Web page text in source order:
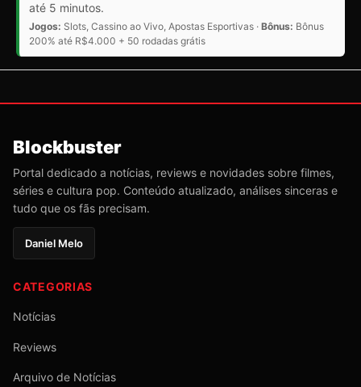
até 5 minutos.
Jogos: Slots, Cassino ao Vivo, Apostas Esportivas · Bônus: Bônus
200% até R$4.000 + 50 rodadas grátis
Blockbuster
Portal dedicado a notícias, reviews e novidades sobre filmes,
séries e cultura pop. Conteúdo atualizado, análises sinceras e
tudo que os fãs precisam.
Daniel Melo
CATEGORIAS
Notícias
Reviews
Arquivo de Notícias